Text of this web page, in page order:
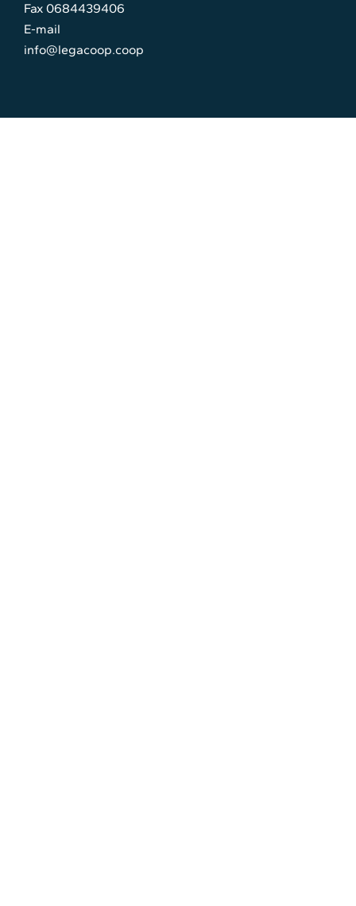
Fax 0684439406
E-mail
info@legacoop.coop